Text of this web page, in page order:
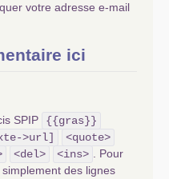
votre adresse e-mail
ici
SPIP
{{gras}}
>url]
<quote>
<del> <ins>
. Pour
des lignes